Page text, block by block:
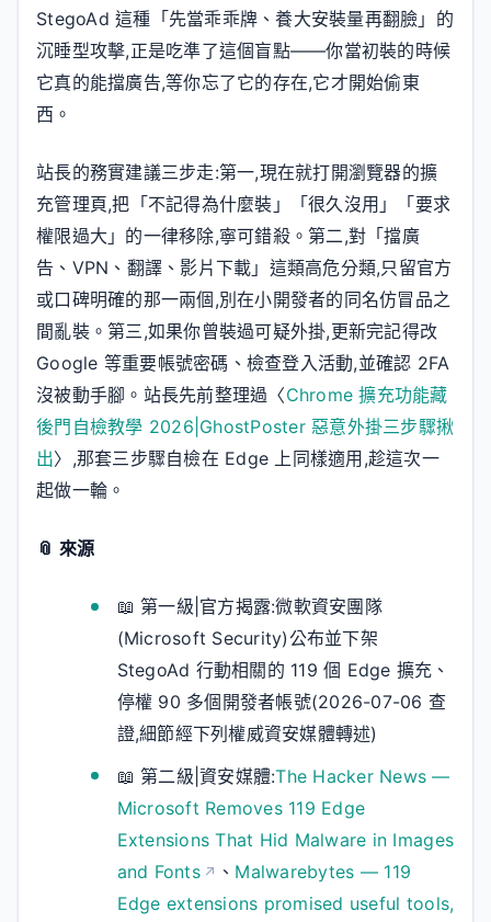
StegoAd 這種「先當乖乖牌、養大安裝量再翻臉」的
沉睡型攻擊,正是吃準了這個盲點——你當初裝的時候
它真的能擋廣告,等你忘了它的存在,它才開始偷東
西。
站長的務實建議三步走:第一,現在就打開瀏覽器的擴
充管理頁,把「不記得為什麼裝」「很久沒用」「要求
權限過大」的一律移除,寧可錯殺。第二,對「擋廣
告、VPN、翻譯、影片下載」這類高危分類,只留官方
或口碑明確的那一兩個,別在小開發者的同名仿冒品之
間亂裝。第三,如果你曾裝過可疑外掛,更新完記得改
Google 等重要帳號密碼、檢查登入活動,並確認 2FA
沒被動手腳。站長先前整理過〈Chrome 擴充功能藏
後門自檢教學 2026|GhostPoster 惡意外掛三步驟揪
出〉,那套三步驟自檢在 Edge 上同樣適用,趁這次一
起做一輪。
📎 來源
📖 第一級|官方揭露:微軟資安團隊
(Microsoft Security)公布並下架
StegoAd 行動相關的 119 個 Edge 擴充、
停權 90 多個開發者帳號(2026-07-06 查
證,細節經下列權威資安媒體轉述)
📖 第二級|資安媒體:The Hacker News —
Microsoft Removes 119 Edge
Extensions That Hid Malware in Images
and Fonts
、 Malwarebytes — 119
Edge extensions promised useful tools,